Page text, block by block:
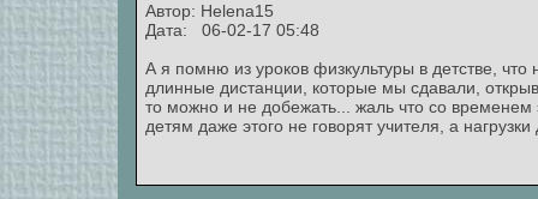
Автор: Helena15
Дата: 06-02-17 05:48
А я помню из уроков физкультуры в детстве,
длинные дистанции, которые мы сдавали,
то можно и не добежать... жаль что со
детям даже этого не говорят учителя, а